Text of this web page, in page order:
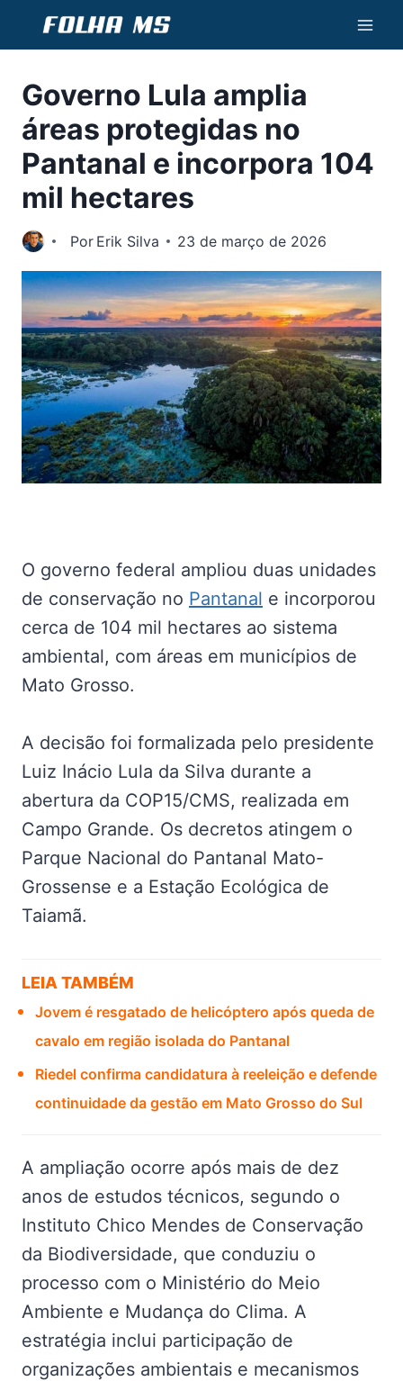
Conteúdo
Governo Lula amplia
áreas protegidas no
Pantanal e incorpora 104
mil hectares
Por Erik Silva 23 de março de 2026
O governo federal ampliou duas unidades
de conservação no Pantanal e incorporou
cerca de 104 mil hectares ao sistema
ambiental, com áreas em municípios de
Mato Grosso.
A decisão foi formalizada pelo presidente
Luiz Inácio Lula da Silva durante a
abertura da COP15/CMS, realizada em
Campo Grande. Os decretos atingem o
Parque Nacional do Pantanal Mato-
Grossense e a Estação Ecológica de
Taiamã.
LEIA TAMBÉM
Jovem é resgatado de helicóptero após queda de
cavalo em região isolada do Pantanal
Riedel confirma candidatura à reeleição e defende
continuidade da gestão em Mato Grosso do Sul
A ampliação ocorre após mais de dez
anos de estudos técnicos, segundo o
Instituto Chico Mendes de Conservação
da Biodiversidade, que conduziu o
processo com o Ministério do Meio
Ambiente e Mudança do Clima. A
estratégia inclui participação de
organizações ambientais e mecanismos